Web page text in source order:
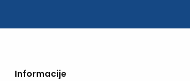
Informacije